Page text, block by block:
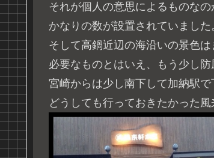
それが個人の意思によるものな
かなりの数が設置されていました
そして高鍋近辺の海沿いの景色は
必要なものとはいえ、もう少し
宮崎からは少し南下して加納駅で
どうしても行っておきたかった風